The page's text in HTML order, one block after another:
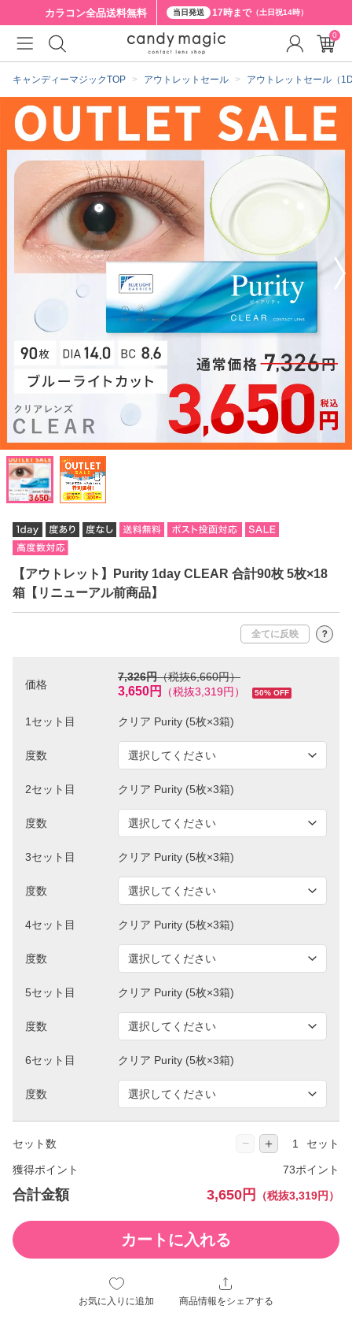
カラコン全品送料無料 当日発送 17時まで（土日祝14時）
キャンディーマジックTOP アウトレットセール アウトレットセール（
【アウトレット】Purity 1day CLEAR 合計90枚 5枚×18
箱【リニューアル前商品】
全てに反映 ？
価格
7,326円（税抜6,660円）
3,650円 （税抜3,319円） 50% OFF
1セット目
度数
2セット目
度数
3セット目
度数
4セット目
度数
5セット目
度数
6セット目
度数
セット数 − ＋ セット
獲得ポイント 73ポイント
合計金額 3,650円 （税抜3,319円）
カートに入れる
お気に入りに追加 商品情報をシェアする
0
クーポン詳細